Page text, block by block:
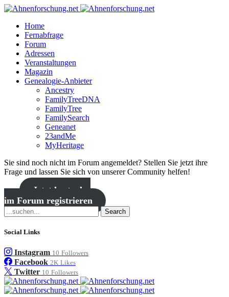
Home
Fernabfrage
Forum
Adressen
Veranstaltungen
Magazin
Genealogie-Anbieter
Ancestry
FamilyTreeDNA
FamilyTree
FamilySearch
Geneanet
23andMe
MyHeritage
Sie sind noch nicht im Forum angemeldet? Stellen Sie jetzt ihre
Frage und lassen Sie sich von unserer Community helfen!
Jetzt kostenlos
im Forum registrieren
Search
Social Links
Instagram 10 Followers
Facebook 2K Likes
Twitter 10 Followers